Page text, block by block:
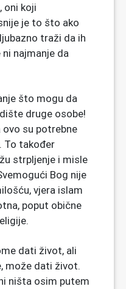
oni koji
je to što ako
traži da ih
najmanje da
što mogu da
druge osobe!
su potrebne
To također
strpljenje i misle
Bog nije
vjera islam
poput obične
dati život, ali
može dati život.
ništa osim putem